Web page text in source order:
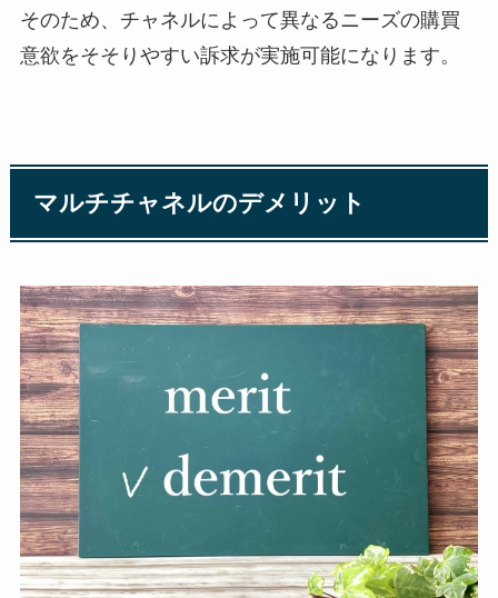
そのため、チャネルによって異なるニーズの購買
意欲をそそりやすい訴求が実施可能になります。
マルチチャネルのデメリット